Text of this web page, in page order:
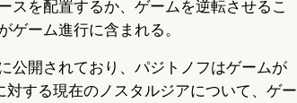
スを配置するか、ゲームを逆転させるこ
ゲーム進行に含まれる。
公開されており、パジトノフはゲームが
する現在のノスタルジアについて、ゲー